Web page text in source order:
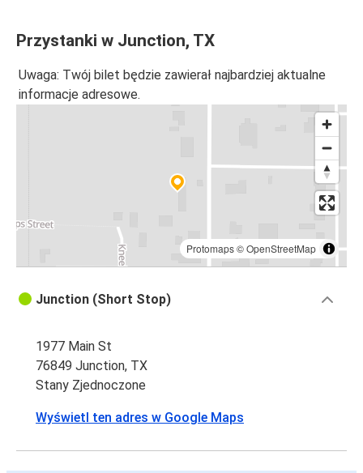
Przystanki w Junction, TX
Uwaga: Twój bilet będzie zawierał najbardziej aktualne
informacje adresowe.
Protomaps©OpenStreetMap
Junction (Short Stop)
1977 Main St
76849 Junction, TX
Stany Zjednoczone
Wyświetl ten adres w Google Maps